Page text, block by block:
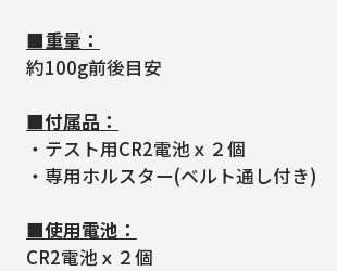
■重量：
約100g前後目安
■付属品：
・テスト用CR2電池ｘ２個
・専用ホルスター(ベルト通し付き)
■使用電池：
CR2電池ｘ２個